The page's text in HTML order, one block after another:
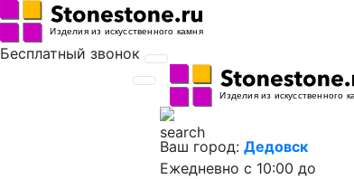
Бесплатный звонок
Ваш город: Дедовск
Ежедневно с 10:00 до